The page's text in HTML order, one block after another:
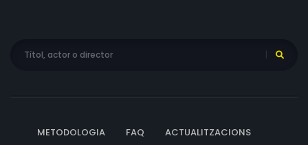
METODOLOGIA FAQ
ACTUALITZACIONS